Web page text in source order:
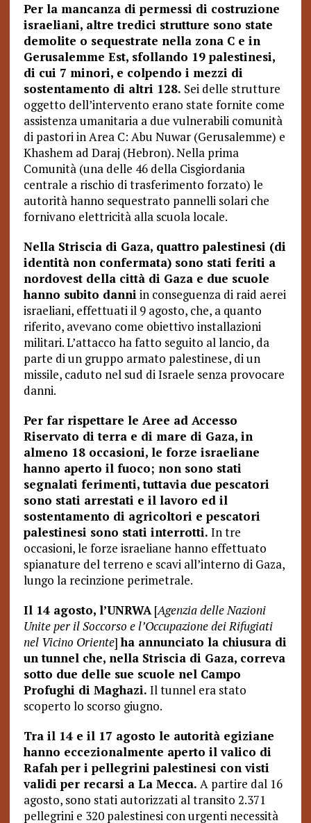
Per la mancanza di permessi di costruzione
israeliani, altre tredici strutture sono state
demolite o sequestrate nella zona C e in
Gerusalemme Est, sfollando 19 palestinesi,
di cui 7 minori, e colpendo i mezzi di
sostentamento di altri 128. Sei delle strutture
oggetto dell’intervento erano state fornite come
assistenza umanitaria a due vulnerabili comunità
di pastori in Area C: Abu Nuwar (Gerusalemme) e
Khashem ad Daraj (Hebron). Nella prima
Comunità (una delle 46 della Cisgiordania
centrale a rischio di trasferimento forzato) le
autorità hanno sequestrato pannelli solari che
fornivano elettricità alla scuola locale.
Nella Striscia di Gaza, quattro palestinesi (di
identità non confermata) sono stati feriti a
nordovest della città di Gaza e due scuole
hanno subito danni in conseguenza di raid aerei
israeliani, effettuati il 9 agosto, che, a quanto
riferito, avevano come obiettivo installazioni
militari. L’attacco ha fatto seguito al lancio, da
parte di un gruppo armato palestinese, di un
missile, caduto nel sud di Israele senza provocare
danni.
Per far rispettare le Aree ad Accesso
Riservato di terra e di mare di Gaza, in
almeno 18 occasioni, le forze israeliane
hanno aperto il fuoco; non sono stati
segnalati ferimenti, tuttavia due pescatori
sono stati arrestati e il lavoro ed il
sostentamento di agricoltori e pescatori
palestinesi sono stati interrotti. In tre
occasioni, le forze israeliane hanno effettuato
spianature del terreno e scavi all’interno di Gaza,
lungo la recinzione perimetrale.
Il 14 agosto, l’UNRWA[Agenzia delle Nazioni
Unite per il Soccorso e l’Occupazione dei Rifugiati
nel Vicino Oriente]ha annunciato la chiusura di
un tunnel che, nella Striscia di Gaza, correva
sotto due delle sue scuole nel Campo
Profughi di Maghazi. Il tunnel era stato
scoperto lo scorso giugno.
Tra il 14 e il 17 agosto le autorità egiziane
hanno eccezionalmente aperto il valico di
Rafah per i pellegrini palestinesi con visti
validi per recarsi a La Mecca. A partire dal 16
agosto, sono stati autorizzati al transito 2.371
pellegrini e 320 palestinesi con urgenti necessità